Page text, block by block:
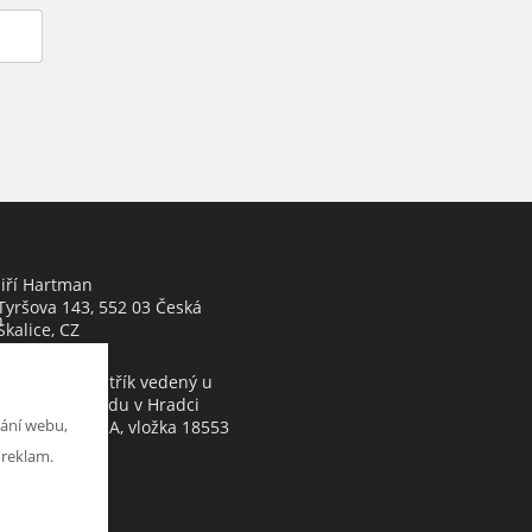
Hartman
143, 552 03 Česká
CZ
rejstřík vedený u
soudu v Hradci
oddíl A, vložka 18553
webu,